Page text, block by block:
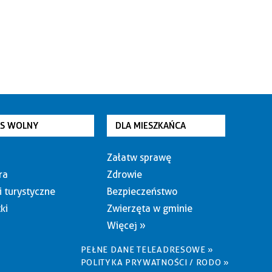
WOLNY
turystyczne
DLA MIESZKAŃCA
Załatw sprawę
Zdrowie
Bezpieczeństwo
Zwierzęta w gminie
Więcej »
PEŁNE DANE TELEADRESOWE »
POLITYKA PRYWATNOŚCI / RODO »